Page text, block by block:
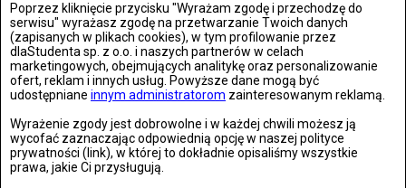
Poprzez kliknięcie przycisku "Wyrażam zgodę i przechodzę do
serwisu" wyrażasz zgodę na przetwarzanie Twoich danych
(zapisanych w plikach cookies), w tym profilowanie przez
dlaStudenta sp. z o.o. i naszych partnerów w celach
marketingowych, obejmujących analitykę oraz personalizowanie
ofert, reklam i innych usług. Powyższe dane mogą być
udostępniane innym administratorom zainteresowanym reklamą.
Wyrażenie zgody jest dobrowolne i w każdej chwili możesz ją
wycofać zaznaczając odpowiednią opcję w naszej polityce
prywatności (link), w której to dokładnie opisaliśmy wszystkie
prawa, jakie Ci przysługują.
Życzenia wielkanocne 2026. Piękne, krótkie i gotowe
teksty na Wielkanoc
czwartek, 02 kwietnia 2026, 13:28
Historyczny lot Artemis II. Pierwsza taka misja od
ponad 50 lat
czwartek, 02 kwietnia 2026, 18:10